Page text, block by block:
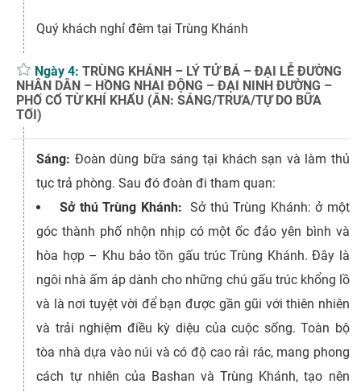
Quý khách nghỉ đêm tại Trùng Khánh
Ngày 4:TRÙNG KHÁNH – LÝ TỬ BÁ – ĐẠI LỄ ĐƯỜNG
NHÂN DÂN – HỒNG NHAI ĐỘNG – ĐẠI NINH ĐƯỜNG –
PHỐ CỔ TỪ KHÍ KHẨU (ĂN: SÁNG/TRƯA/TỰ DO BỮA
TỐI)
Sáng: Đoàn dùng bữa sáng tại khách sạn và làm thủ
tục trả phòng. Sau đó đoàn đi tham quan:
Sở thú Trùng Khánh: Sở thú Trùng Khánh: ở một
góc thành phố nhộn nhịp có một ốc đảo yên bình và
hòa hợp – Khu bảo tồn gấu trúc Trùng Khánh. Đây là
ngôi nhà ấm áp dành cho những chú gấu trúc khổng lồ
và là nơi tuyệt vời để bạn được gần gũi với thiên nhiên
và trải nghiệm điều kỳ diệu của cuộc sống. Toàn bộ
tòa nhà dựa vào núi và có độ cao rải rác, mang phong
cách tự nhiên của Bashan và Trùng Khánh, tạo nên